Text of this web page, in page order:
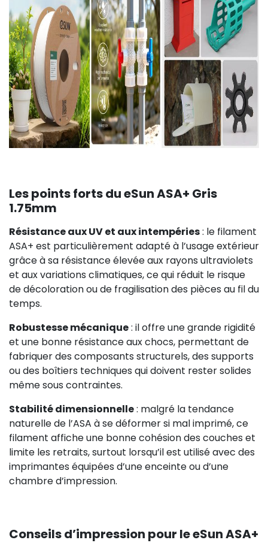
Les points forts du eSun ASA+ Gris
1.75mm
Résistance aux UV et aux intempéries: le filament
ASA+ est particulièrement adapté à l’usage extérieur
grâce à sa résistance élevée aux rayons ultraviolets
et aux variations climatiques, ce qui réduit le risque
de décoloration ou de fragilisation des pièces au fil du
temps.
Robustesse mécanique: il offre une grande rigidité
et une bonne résistance aux chocs, permettant de
fabriquer des composants structurels, des supports
ou des boîtiers techniques qui doivent rester solides
même sous contraintes.
Stabilité dimensionnelle: malgré la tendance
naturelle de l’ASA à se déformer si mal imprimé, ce
filament affiche une bonne cohésion des couches et
limite les retraits, surtout lorsqu’il est utilisé avec des
imprimantes équipées d’une enceinte ou d’une
chambre d’impression.
Conseils d’impression pour le eSun ASA+